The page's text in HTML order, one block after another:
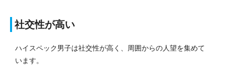
社交性が高い
ハイスペック男子は社交性が高く、周囲からの人望を集めて
います。